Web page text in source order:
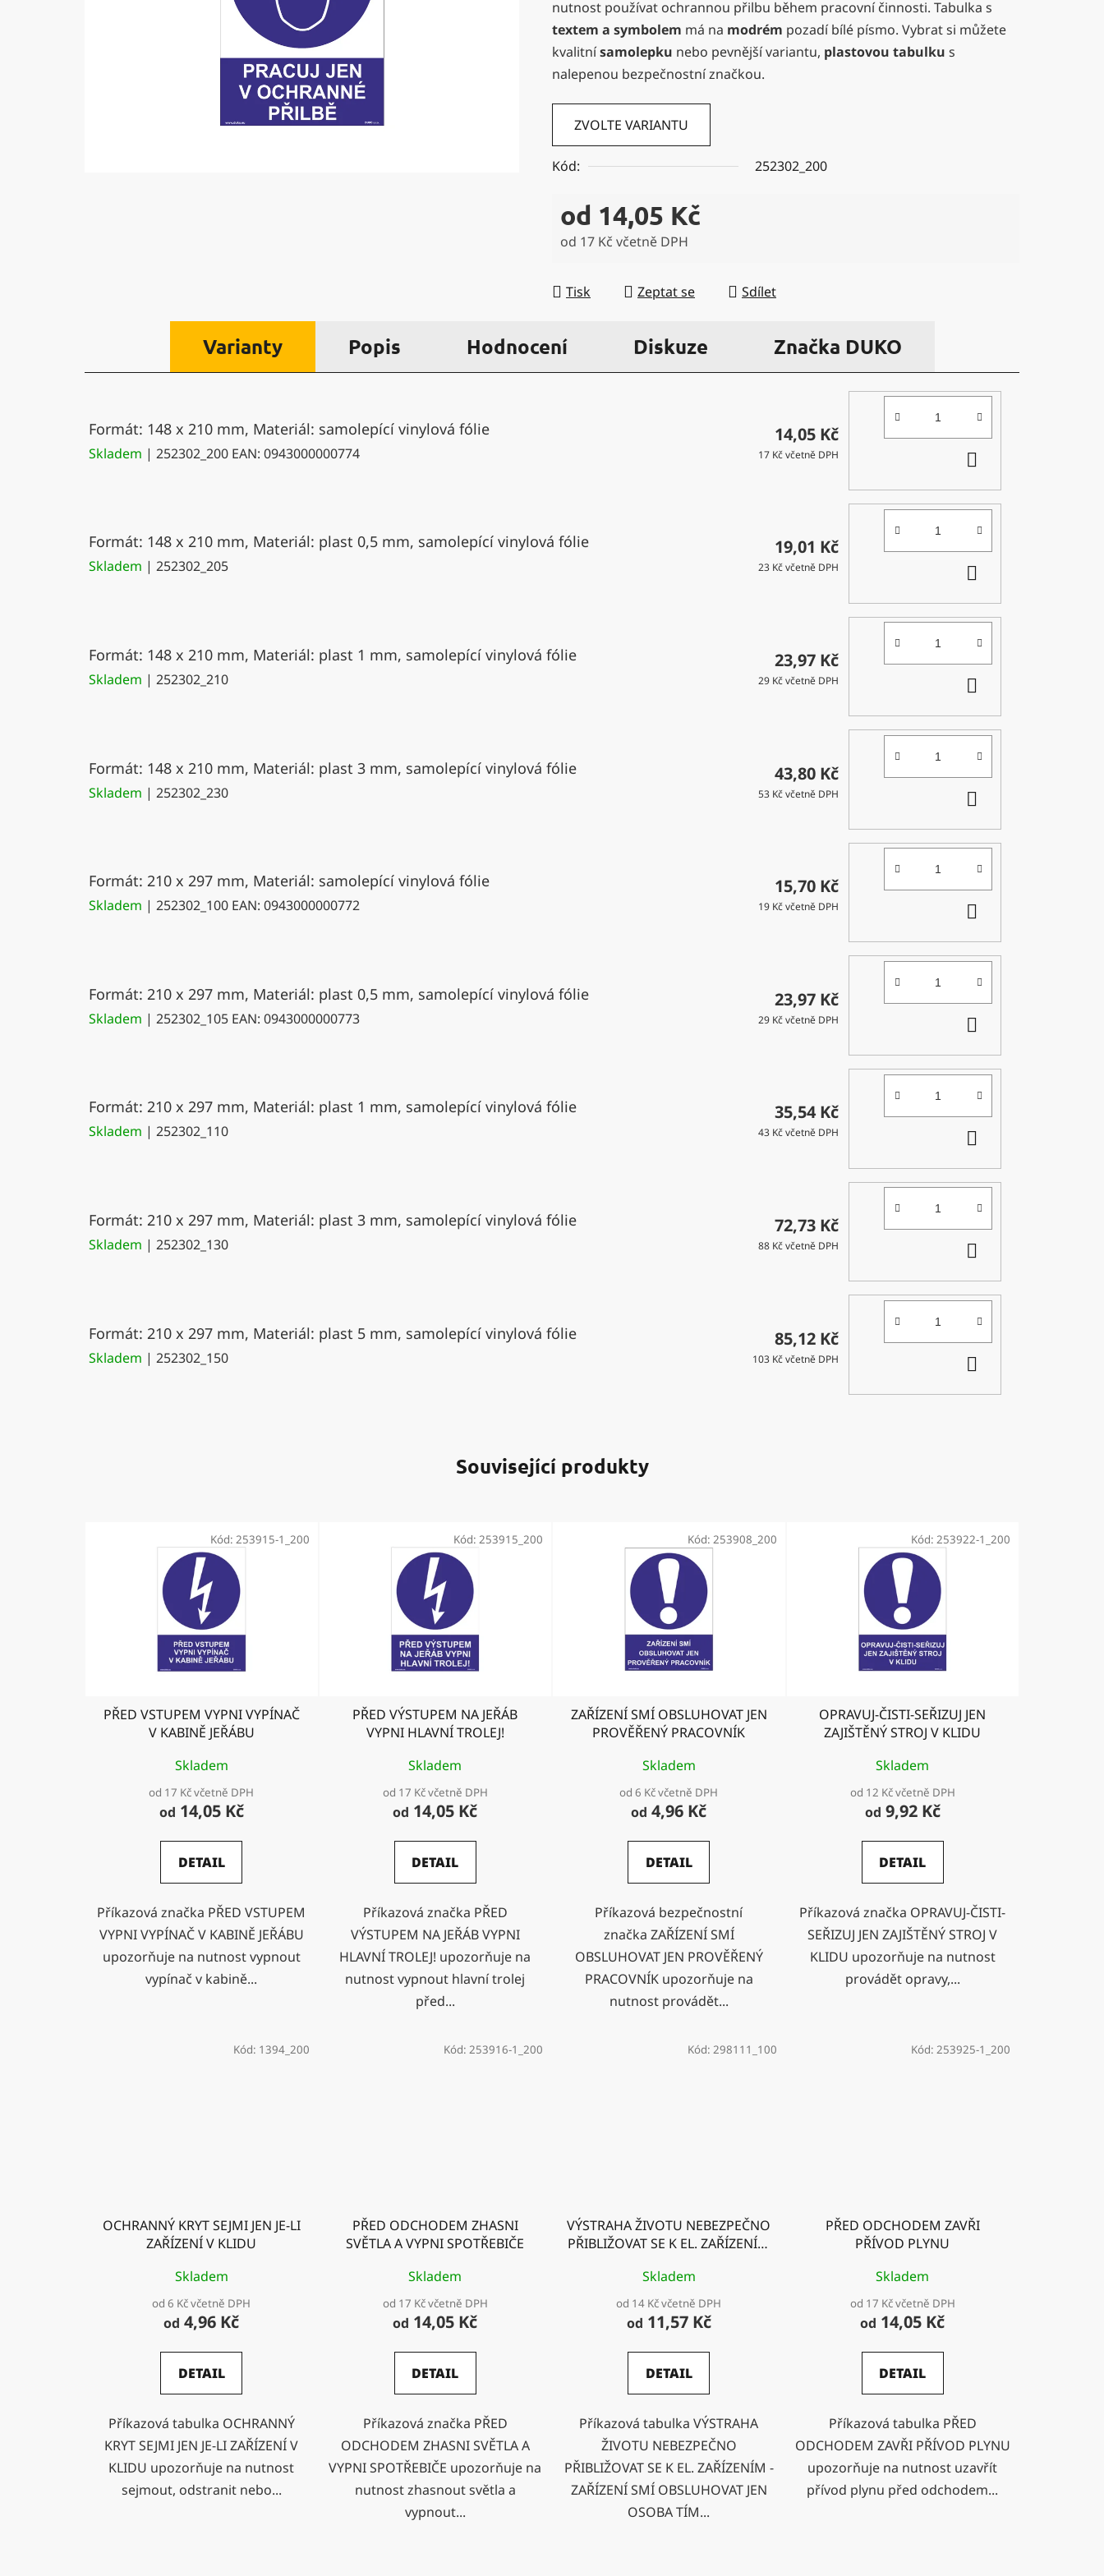
0,0
z
5
hvězdiček.
nutnost používat ochrannou přilbu během pracovní činnosti. Tabulka s
textem a symbolem má na modrém pozadí bílé písmo. Vybrat si můžete
kvalitnísamolepku nebo pevnější variantu, plastovou tabulku s
nalepenou bezpečnostní značkou.
ZVOLTE VARIANTU
Kód: 252302_200
od 14,05 Kč
od 17 Kč včetně DPH
Tisk
Zeptat se Sdílet
Varianty Popis Hodnocení Diskuze Značka DUKO
Formát: 148 x 210 mm, Materiál: samolepící vinylová fólie
Skladem | 252302_200 EAN: 0943000000774
14,05 Kč
17 Kč včetně DPH
KOŠÍKU
Formát: 148 x 210 mm, Materiál: plast 0,5 mm, samolepící vinylová fólie
Skladem | 252302_205
19,01 Kč
23 Kč včetně DPH
KOŠÍKU
Formát: 148 x 210 mm, Materiál: plast 1 mm, samolepící vinylová fólie
Skladem | 252302_210
23,97 Kč
29 Kč včetně DPH
KOŠÍKU
Formát: 148 x 210 mm, Materiál: plast 3 mm, samolepící vinylová fólie
Skladem | 252302_230
43,80 Kč
53 Kč včetně DPH
KOŠÍKU
Formát: 210 x 297 mm, Materiál: samolepící vinylová fólie
Skladem | 252302_100 EAN: 0943000000772
15,70 Kč
19 Kč včetně DPH
KOŠÍKU
Formát: 210 x 297 mm, Materiál: plast 0,5 mm, samolepící vinylová fólie
Skladem | 252302_105 EAN: 0943000000773
23,97 Kč
29 Kč včetně DPH
KOŠÍKU
Formát: 210 x 297 mm, Materiál: plast 1 mm, samolepící vinylová fólie
Skladem | 252302_110
35,54 Kč
43 Kč včetně DPH
KOŠÍKU
Formát: 210 x 297 mm, Materiál: plast 3 mm, samolepící vinylová fólie
Skladem | 252302_130
72,73 Kč
88 Kč včetně DPH
KOŠÍKU
Formát: 210 x 297 mm, Materiál: plast 5 mm, samolepící vinylová fólie
Skladem | 252302_150
85,12 Kč
103 Kč včetně DPH
KOŠÍKU
Související produkty
PŘED VSTUPEM VYPNI VYPÍNAČ
V KABINĚ JEŘÁBU
Skladem
od 17 Kč včetně DPH
od 14,05 Kč
DETAIL
Příkazová značka PŘED VSTUPEM
VYPNI VYPÍNAČ V KABINĚ JEŘÁBU
upozorňuje na nutnost vypnout
vypínač v kabině...
Kód: 253915-1_200
PŘED VÝSTUPEM NA JEŘÁB
VYPNI HLAVNÍ TROLEJ!
Skladem
od 17 Kč včetně DPH
od 14,05 Kč
DETAIL
Příkazová značka PŘED
VÝSTUPEM NA JEŘÁB VYPNI
HLAVNÍ TROLEJ! upozorňuje na
nutnost vypnout hlavní trolej
před...
Kód: 253915_200
ZAŘÍZENÍ SMÍ OBSLUHOVAT JEN
PROVĚŘENÝ PRACOVNÍK
Skladem
od 6 Kč včetně DPH
od 4,96 Kč
DETAIL
Příkazová bezpečnostní
značka ZAŘÍZENÍ SMÍ
OBSLUHOVAT JEN PROVĚŘENÝ
PRACOVNÍK upozorňuje na
nutnost provádět...
Kód: 253908_200
OPRAVUJ-ČISTI-SEŘIZUJ JEN
ZAJIŠTĚNÝ STROJ V KLIDU
Skladem
od 12 Kč včetně DPH
od 9,92 Kč
DETAIL
Příkazová značka OPRAVUJ-ČISTI-
SEŘIZUJ JEN ZAJIŠTĚNÝ STROJ V
KLIDU upozorňuje na nutnost
provádět opravy,...
Kód: 253922-1_200
OCHRANNÝ KRYT SEJMI JEN JE-LI
ZAŘÍZENÍ V KLIDU
Skladem
od 6 Kč včetně DPH
od 4,96 Kč
DETAIL
Příkazová tabulka OCHRANNÝ
KRYT SEJMI JEN JE-LI ZAŘÍZENÍ V
KLIDU upozorňuje na nutnost
sejmout, odstranit nebo...
Kód: 1394_200
PŘED ODCHODEM ZHASNI
SVĚTLA A VYPNI SPOTŘEBIČE
Skladem
od 17 Kč včetně DPH
od 14,05 Kč
DETAIL
Příkazová značka PŘED
ODCHODEM ZHASNI SVĚTLA A
VYPNI SPOTŘEBIČE upozorňuje na
nutnost zhasnout světla a
vypnout...
Kód: 253916-1_200
VÝSTRAHA ŽIVOTU NEBEZPEČNO
PŘIBLIŽOVAT SE K EL. ZAŘÍZENÍM
OSOBA TÍM POVĚŘENÁ
Skladem
od 14 Kč včetně DPH
od 11,57 Kč
DETAIL
Příkazová tabulka VÝSTRAHA
ŽIVOTU NEBEZPEČNO
PŘIBLIŽOVAT SE K EL. ZAŘÍZENÍM -
ZAŘÍZENÍ SMÍ OBSLUHOVAT JEN
OSOBA TÍM...
Kód: 298111_100
PŘED ODCHODEM ZAVŘI
PŘÍVOD PLYNU
Skladem
od 17 Kč včetně DPH
od 14,05 Kč
DETAIL
Příkazová tabulka PŘED
ODCHODEM ZAVŘI PŘÍVOD PLYNU
upozorňuje na nutnost uzavřít
přívod plynu před odchodem...
Kód: 253925-1_200